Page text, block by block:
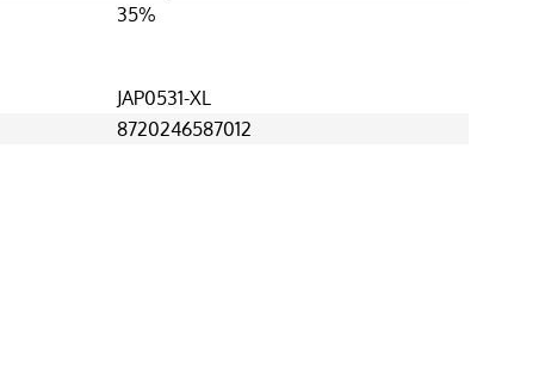
35%
JAP0531-XL
8720246587012